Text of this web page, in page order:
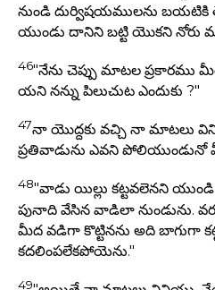
నుండి దుర్విషయములను బయటికి
యుండు దానిని బట్టి యొకని నోరు
46"నేను చెప్పు మాటల ప్రకారము
యని నన్ను పిలుచుట ఎందుకు ?"
47నా యొద్దకు వచ్చి నా మాటలు
ప్రతివాడును ఎవని పోలియుండునో
48"వాడు యిల్లు కట్టవలెనని
పునాది వేసిన వాడిలా నుండును.
మీద వడిగా కొట్టినను అది బాగుగా
కదలింపలేకపోయెను."
49